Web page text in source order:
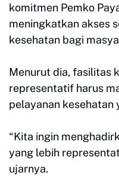
komitmen Pemko
meningkatkan akses
kesehatan bagi
Menurut dia, fasilitas
representatif harus
pelayanan kesehatan
“Kita ingin
yang lebih
ujarnya.